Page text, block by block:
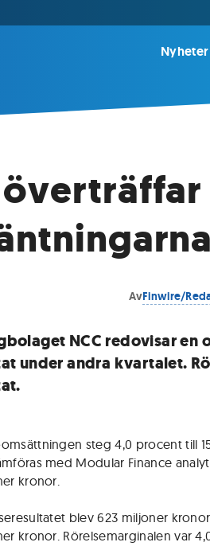
Nyheter
överträffar
AvFinwire/
NCC redovisar en
under andra kvartalet.
steg 4,0 procent till
med Modular Finance
kronor.
blev 623 miljoner
kronor. Rörelsemarginalen var